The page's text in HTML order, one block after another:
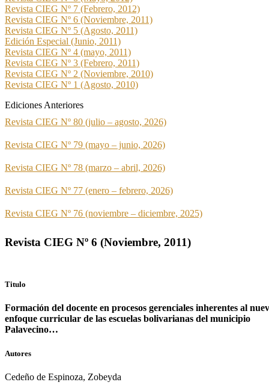
Revista CIEG Nº 1 (Agosto, 2010)
Revista CIEG Nº 2 (Noviembre, 2010)
Revista CIEG Nº 3 (Febrero, 2011)
Revista CIEG Nº 4 (mayo, 2011)
Edición Especial (Junio, 2011)
Revista CIEG Nº 5 (Agosto, 2011)
Revista CIEG Nº 6 (Noviembre, 2011)
Revista CIEG Nº 7 (Febrero, 2012)
Ediciones Anteriores
Revista CIEG Nº 80 (julio – agosto, 2026)
Revista CIEG Nº 79 (mayo – junio, 2026)
Revista CIEG Nº 78 (marzo – abril, 2026)
Revista CIEG Nº 77 (enero – febrero, 2026)
Revista CIEG Nº 76 (noviembre – diciembre, 2025)
Revista CIEG Nº 6 (Noviembre, 2011)
Titulo
Formación del docente en procesos gerenciales inherentes al
enfoque curricular de las escuelas bolivarianas del municipio
Palavecino…
Autores
Cedeño de Espinoza, Zobeyda